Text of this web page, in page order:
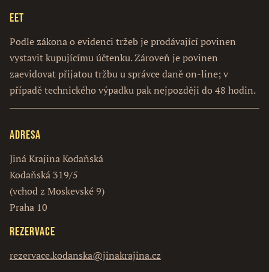
EET
Podle zákona o evidenci tržeb je prodávající povinen
vystavit kupujícímu účtenku. Zároveň je povinen
zaevidovat přijatou tržbu u správce daně on-line; v
případě technického výpadku pak nejpozději do 48 hodin.
Adresa
Jiná Krajina Kodaňská
Kodaňská 319/5
(vchod z Moskevské 9)
Praha 10
Rezervace
rezervace.kodanska@jinakrajina.cz